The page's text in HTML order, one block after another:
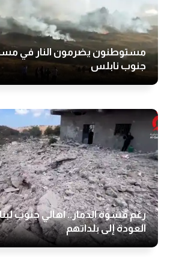
مستوطنون يضرمون النار في
جنوب نابلس
رغم قسوة الدمار.. أهالي جنوب
العودة إلى بلداتهم